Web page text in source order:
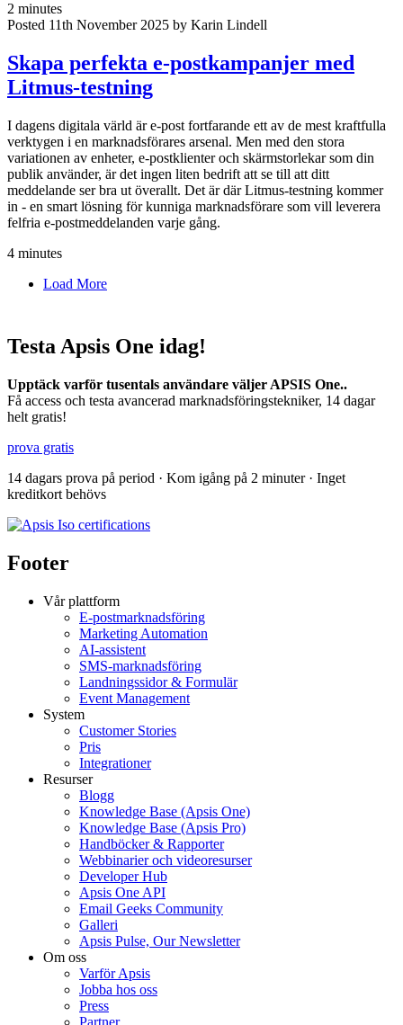
2 minutes
Posted 11th November 2025 by Karin Lindell
Skapa perfekta e-postkampanjer med
Litmus-testning
I dagens digitala värld är e-post fortfarande ett av de mest kraftfulla
verktygen i en marknadsförares arsenal. Men med den stora
variationen av enheter, e-postklienter och skärmstorlekar som din
publik använder, är det ingen liten bedrift att se till att ditt
meddelande ser bra ut överallt. Det är där Litmus-testning kommer
in - en smart lösning för kunniga marknadsförare som vill leverera
felfria e-postmeddelanden varje gång.
4 minutes
Load More
Testa Apsis One idag!
Upptäck varför tusentals användare väljer APSIS One..
Få access och testa avancerad marknadsföringstekniker, 14 dagar
helt gratis!
prova gratis
14 dagars prova på period · Kom igång på 2 minuter · Inget
kreditkort behövs
Footer
Vår plattform
E-postmarknadsföring
Marketing Automation
AI-assistent
SMS-marknadsföring
Landningssidor & Formulär
Event Management
System
Customer Stories
Pris
Integrationer
Resurser
Blogg
Knowledge Base (Apsis One)
Knowledge Base (Apsis Pro)
Handböcker & Rapporter
Webbinarier och videoresurser
Developer Hub
Apsis One API
Email Geeks Community
Galleri
Apsis Pulse, Our Newsletter
Om oss
Varför Apsis
Jobba hos oss
Press
Partner